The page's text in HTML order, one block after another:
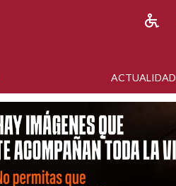
ACTUALIDAD